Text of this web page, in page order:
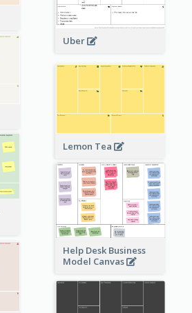
Uber
Lemon Tea
Help Desk Business
Model Canvas